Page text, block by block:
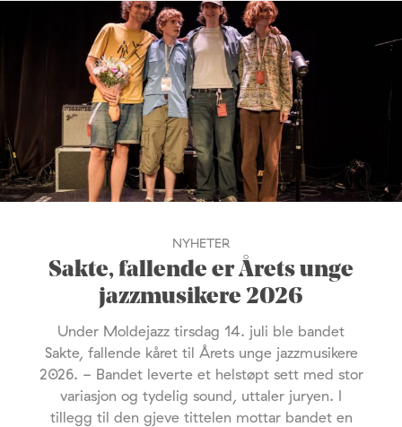
NYHETER
Sakte, fallende er Årets unge
jazzmusikere 2026
Under Moldejazz tirsdag 14. juli ble bandet
Sakte, fallende kåret til Årets unge jazzmusikere
2026. - Bandet leverte et helstøpt sett med stor
variasjon og tydelig sound, uttaler juryen. I
tillegg til den gjeve tittelen mottar bandet en